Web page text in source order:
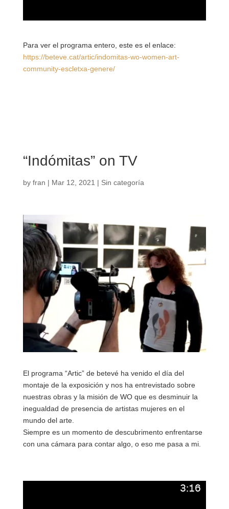
Para ver el programa entero, este es el enlace:
https://beteve.cat/artic/indomitas-wo-women-art-
community-escletxa-genere/
“Indómitas” on TV
by fran | Mar 12, 2021 | Sin categoría
El programa “Artic” de betevé ha venido el día del
montaje de la exposición y nos ha entrevistado sobre
nuestras obras y la misión de WO que es desminuir la
inegualdad de presencia de artistas mujeres en el
mundo del arte.
Siempre es un momento de descubrimento enfrentarse
con una cámara para contar algo, o eso me pasa a mi.